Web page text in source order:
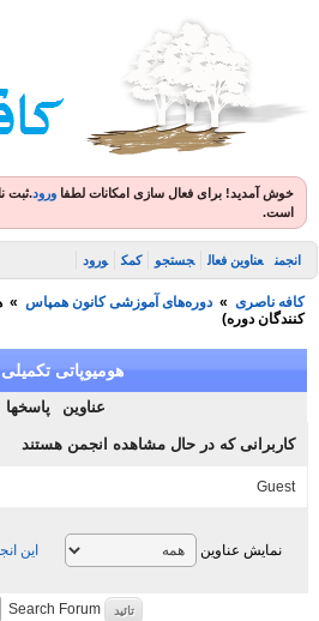
آمدید! برای فعال سازی امکانات لطفاورود.ثبت نام
عناوین فعال جستجو کمک ورود
ناصری » دوره‌های آموزشی کانون همپاس »
دوره)
هومیوپاتی تکمیلی
عناوین پاسخها
که در حال مشاهده انجمن هستند
نمایش عناوین این انجمن
Search Forum